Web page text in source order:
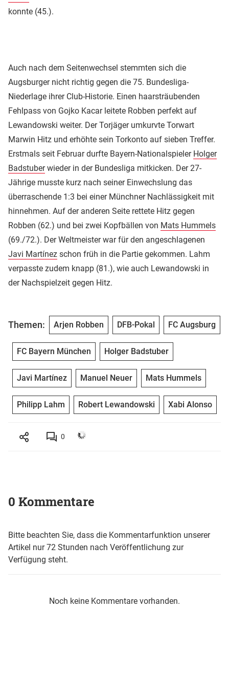
konnte (45.).
Auch nach dem Seitenwechsel stemmten sich die
Augsburger nicht richtig gegen die 75. Bundesliga-
Niederlage ihrer Club-Historie. Einen haarsträubenden
Fehlpass von Gojko Kacar leitete Robben perfekt auf
Lewandowski weiter. Der Torjäger umkurvte Torwart
Marwin Hitz und erhöhte sein Torkonto auf sieben Treffer.
Erstmals seit Februar durfte Bayern-Nationalspieler Holger
Badstuberwieder in der Bundesliga mitkicken. Der 27-
Jährige musste kurz nach seiner Einwechslung das
überraschende 1:3 bei einer Münchner Nachlässigkeit mit
hinnehmen. Auf der anderen Seite rettete Hitz gegen
Robben (62.) und bei zwei Kopfbällen von Mats Hummels
(69./72.). Der Weltmeister war für den angeschlagenen
Javi Martínez schon früh in die Partie gekommen. Lahm
verpasste zudem knapp (81.), wie auch Lewandowski in
der Nachspielzeit gegen Hitz.
Themen: Arjen Robben DFB-Pokal FC Augsburg
FC Bayern München Holger Badstuber
Javi Martínez Manuel Neuer Mats Hummels
Philipp Lahm Robert Lewandowski Xabi Alonso
0
0 Kommentare
Bitte beachten Sie, dass die Kommentarfunktion unserer
Artikel nur 72 Stunden nach Veröffentlichung zur
Verfügung steht.
Noch keine Kommentare vorhanden.